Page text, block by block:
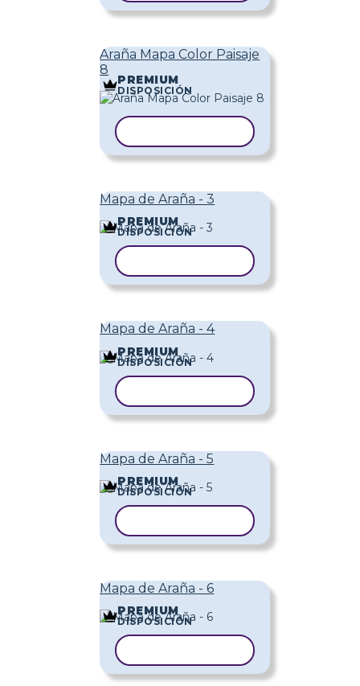
Araña Mapa Color Paisaje
8
PREMIUM
DISPOSICIÓN
Mapa de Araña - 3
PREMIUM
DISPOSICIÓN
Mapa de Araña - 4
PREMIUM
DISPOSICIÓN
Mapa de Araña - 5
PREMIUM
DISPOSICIÓN
Mapa de Araña - 6
PREMIUM
DISPOSICIÓN